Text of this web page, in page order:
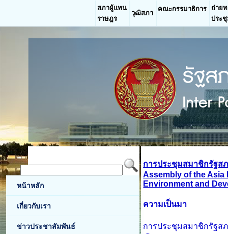
สภาผู้แทน
ราษฎร
วุฒิสภา
คณะกรรมาธิการ
ถ่าย
ประ
หน้าหลัก
เกี่ยวกับเรา
ข่าวประชาสัมพันธ์
การประชุมสมาชิกรัฐส
Assembly of the Asia
Environment and
ความเป็นมา
การประชุมสมาชิกรัฐส